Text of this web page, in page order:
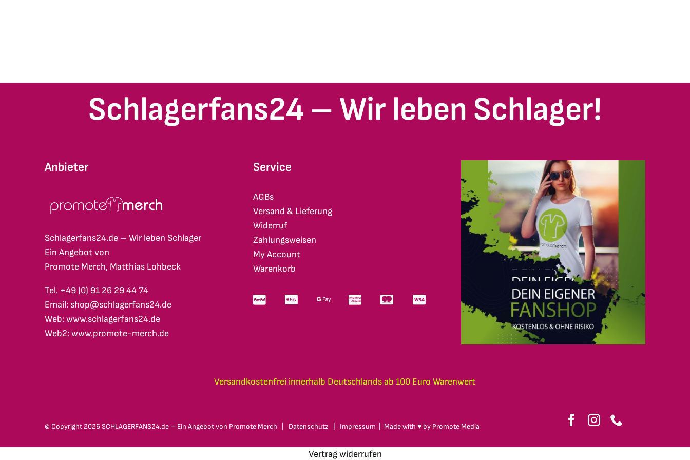
Schlagerfans24 – Wir leben Schlager!
Anbieter
Schlagerfans24.de – Wir leben Schlager
Ein Angebot von
Promote Merch, Matthias Lohbeck
Tel. +49 (0) 91 26 29 44 74
Email: shop@schlagerfans24.de
Web: www.schlagerfans24.de
Web2: www.promote-merch.de
Service
AGBs
Versand & Lieferung
Widerruf
Zahlungsweisen
My Account
Warenkorb
Versandkostenfrei innerhalb Deutschlands ab 100 Euro Warenwert
© Copyright 2026 SCHLAGERFANS24.de – Ein Angebot von Promote Merch Datenschutz Impressum | Made with ♥ by Promote Media
Vertrag widerrufen